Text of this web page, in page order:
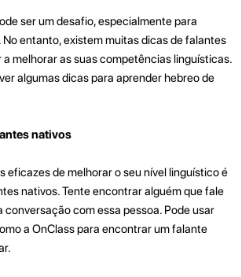
ser um desafio, especialmente para
entanto, existem muitas dicas de falantes
a melhorar as suas competências linguísticas.
algumas dicas para aprender hebreo de
nativos
eficazes de melhorar o seu nível linguístico é
nativos. Tente encontrar alguém que fale
conversação com essa pessoa. Pode usar
a OnClass para encontrar um falante